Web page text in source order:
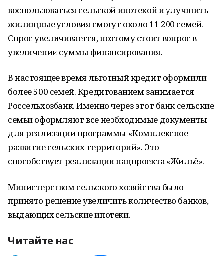
воспользоваться сельской ипотекой и улучшить
жилищные условия смогут около 11 200 семей.
Спрос увеличивается, поэтому стоит вопрос в
увеличении суммы финансирования.
В настоящее время льготный кредит оформили
более 500 семей. Кредитованием занимается
Россельхозбанк. Именно через этот банк сельские
семьи оформляют все необходимые документы
для реализации программы «Комплексное
развитие сельских территорий». Это
способствует реализации нацпроекта «Жильё».
Министерством сельского хозяйства было
принято решение увеличить количество банков,
выдающих сельские ипотеки.
Читайте нас